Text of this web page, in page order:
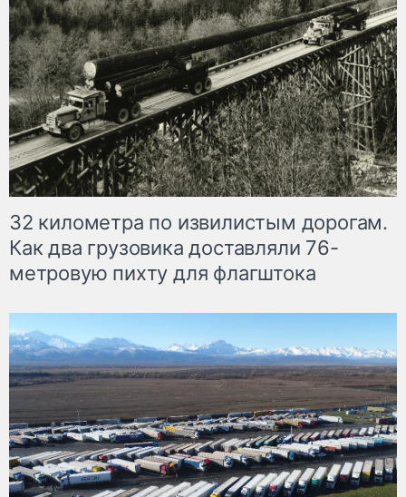
32 километра по извилистым дорогам.
Как два грузовика доставляли 76-
метровую пихту для флагштока